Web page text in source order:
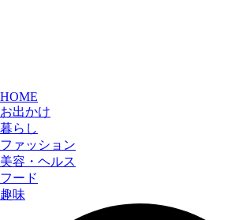
HOME
お出かけ
暮らし
ファッション
美容・ヘルス
フード
趣味